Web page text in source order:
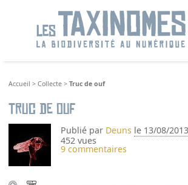
Accueil >Collecte >Truc de ouf
Truc de ouf
Publié par Deuns le 13/08/2013
452 vues
9 commentaires